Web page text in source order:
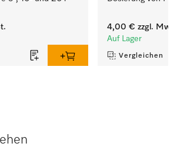
4,00 € zzgl.
Auf Lager
Vergleichen